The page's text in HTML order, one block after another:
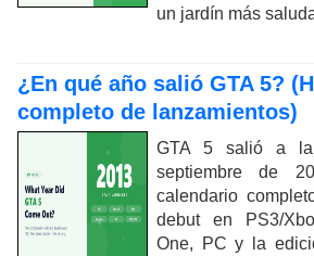
un jardín más
¿En qué año salió GTA 5?
completo de lanzamientos)
GTA 5 salió a
septiembre de
calendario
debut en PS3/
One, PC y la